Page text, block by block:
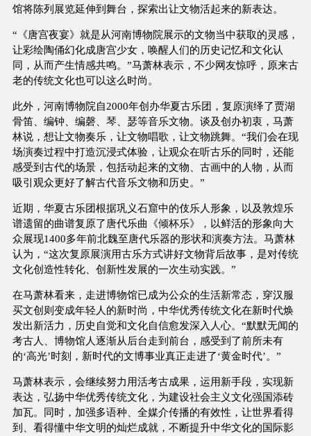
馆将陈列展览延伸到舞台，探索出让文物活起来的新表达。
“《唐宫夜宴》就是从河南博物院展示的文物当中获取的灵感，
让彩绘陶俑幻化成唐宫少女，唤醒人们的历史记忆和文化认
同，从而产生情感共鸣。”马萧林表示，不少网友惊呼，原来古
老的传统文化也可以这么时尚。
此外，河南博物院自2000年创办华夏古乐团，复原演绎了贾湖
骨笛、编钟、编磬、琴、瑟等音乐文物。谈及创办初衷，马萧
林说，想让文物奏乐，让文物唱歌，让文物跳舞。“我们会在现
场演奏过程中打造沉浸式体验，让观众在听古乐的同时，还能
感受到古代的场景，包括动起来的文物、古画中的人物，从而
吸引观众更好了解古代音乐文物和历史。”
近期，华夏古乐团根据巩义石窟中的伎乐人形象，以及敦煌乐
谱遗留的曲谱复原了唐代乐曲《倾杯乐》，以鲜活的形象向大
众展现1400多年前北魏至唐代乐器的形状和演奏方法。马萧林
认为，“这次复原展演用古乐方式讲好文物背后故事，是对传统
文化创造性转化、创新性发展的一次生动实践。”
在马萧林看来，走进博物馆已成为公众的生活新常态，穿汉服
买文创则变成年轻人的新时尚，中华优秀传统文化在新时代焕
发出新活力，历史自觉和文化自信愈发深入人心。“默默无闻的
考古人、博物馆人逐渐从后台走到前台，感受到了前所未有
的‘高光’时刻，新时代的文博事业真正走进了‘黄金时代’。”
马萧林表示，会继续努力用活考古成果，运用新手段，实现新
表达，弘扬中华优秀传统文化，为建设社会主义文化强国添砖
加瓦。同时，加强多语种、全媒介传播的有效性，让世界看得
到、看得懂中华文明的灿烂成就，不断提升中华文化的国际影